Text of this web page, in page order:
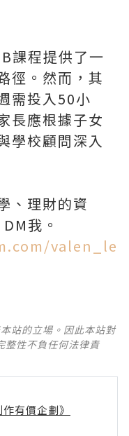
課程提供了一
徑。然而，其
需投入50小
長應根據子女
學校顧問深入
、理財的資
我。
valen_le
站的立場。因此本站對
整性不負任何法律責
有價企劃》